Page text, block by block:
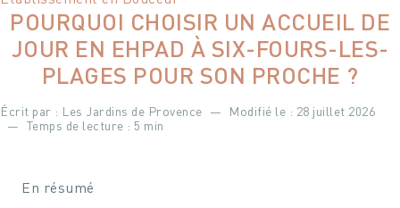
POURQUOI CHOISIR UN ACCUEIL DE
JOUR EN EHPAD À SIX-FOURS-LES-
PLAGES POUR SON PROCHE ?
Écrit par : Les Jardins de Provence — Modifié le : 28 juillet 2026
— Temps de lecture : 5 min
En résumé